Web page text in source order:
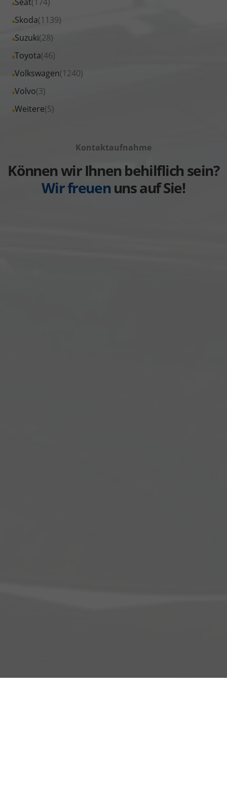
anzeigen
Peugeot
anzeigen
Renault
anzeigen
Fahrzeuge
Seat
anzeigen
Skoda(1139)
Alle
Fahrzeuge
Skoda
anzeigen
Suzuki(28)
Alle
Fahrzeuge
Suzuki
anzeigen
Toyota(46)
Alle
Fahrzeuge
Toyota
anzeigen
Volkswagen(1240)
Alle
Fahrzeuge
Volkswagen
Volvo(3)
Alle
Fahrzeuge
Weitere(5)
Alle
anzeigen
Kontaktaufnahme
Können wir Ihnen behilflich sein?
Wir freuenuns auf Sie!